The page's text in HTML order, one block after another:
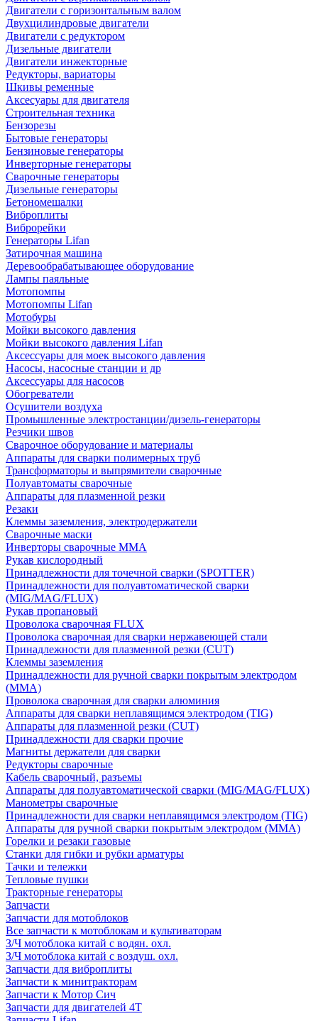
Двигатели с горизонтальным валом
Двухцилиндровые двигатели
Двигатели с редуктором
Дизельные двигатели
Двигатели инжекторные
Редукторы, вариаторы
Шкивы ременные
Аксесуары для двигателя
Строительная техника
Бензорезы
Бытовые генераторы
Бензиновые генераторы
Инверторные генераторы
Сварочные генераторы
Дизельные генераторы
Бетономешалки
Виброплиты
Виброрейки
Генераторы Lifan
Затирочная машина
Деревообрабатывающее оборудование
Лампы паяльные
Мотопомпы
Мотопомпы Lifan
Мотобуры
Мойки высокого давления
Мойки высокого давления Lifan
Аксессуары для моек высокого давления
Насосы, насосные станции и др
Аксессуары для насосов
Обогреватели
Осушители воздуха
Промышленные электростанции/дизель-генераторы
Резчики швов
Сварочное оборудование и материалы
Аппараты для сварки полимерных труб
Трансформаторы и выпрямители сварочные
Полуавтоматы сварочные
Аппараты для плазменной резки
Резаки
Клеммы заземления, электродержатели
Сварочные маски
Инверторы сварочные ММА
Рукав кислородный
Принадлежности для точечной сварки (SPOTTER)
Принадлежности для полуавтоматической сварки
(MIG/MAG/FLUX)
Рукав пропановый
Проволока сварочная FLUX
Проволока сварочная для сварки нержавеющей стали
Принадлежности для плазменной резки (CUT)
Клеммы заземления
Принадлежности для ручной сварки покрытым электродом
(MMA)
Проволока сварочная для сварки алюминия
Аппараты для сварки неплавящимся электродом (TIG)
Аппараты для плазменной резки (CUT)
Принадлежности для сварки прочие
Магниты держатели для сварки
Редукторы сварочные
Кабель сварочный, разъемы
Аппараты для полуавтоматической сварки (MIG/MAG/FLUX)
Манометры сварочные
Принадлежности для сварки неплавящимся электродом (TIG)
Аппараты для ручной сварки покрытым электродом (MMA)
Горелки и резаки газовые
Станки для гибки и рубки арматуры
Тачки и тележки
Тепловые пушки
Тракторные генераторы
Запчасти
Запчасти для мотоблоков
Все запчасти к мотоблокам и культиваторам
З/Ч мотоблока китай с водян. охл.
З/Ч мотоблока китай с воздуш. охл.
Запчасти для виброплиты
Запчасти к минитракторам
Запчасти к Мотор Сич
Запчасти для двигателей 4Т